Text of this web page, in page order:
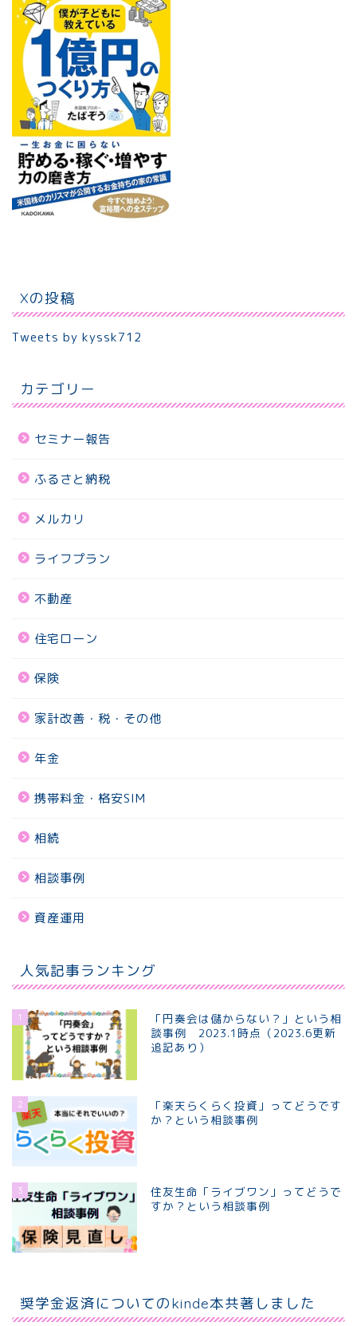
Xの投稿
Tweets by kyssk712
カテゴリー
セミナー報告
ふるさと納税
メルカリ
ライフプラン
不動産
住宅ローン
保険
家計改善・税・その他
年金
携帯料金・格安SIM
相続
相談事例
資産運用
人気記事ランキング
1
「円奏会は儲からない？」という相
談事例 2023.1時点（2023.6更新
追記あり）
2
「楽天らくらく投資」ってどうです
か？という相談事例
3
住友生命「ライブワン」ってどうで
すか？という相談事例
奨学金返済についてのkinde本共著しました